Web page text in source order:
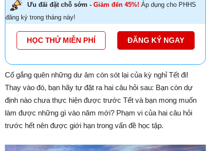
Ưu đãi đặt chỗ sớm - Giảm đến 45%! Áp dụng cho PHHS
đăng ký trong tháng này!
HỌC THỬ MIỄN PHÍ ĐĂNG KÝ NGAY
Cố gắng quên những dư âm còn sót lại của kỳ nghỉ Tết đi!
Thay vào đó, bạn hãy tự đặt ra hai câu hỏi sau: Bạn còn dự
định nào chưa thực hiện được trước Tết và bạn mong muốn
làm được những gì vào năm mới? Phạm vi của hai câu hỏi
trước hết nên được giới hạn trong vấn đề học tập.